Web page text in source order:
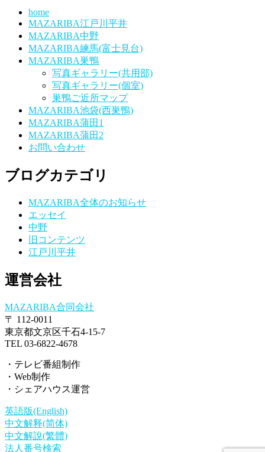
home
MAZARIBA江戸川平井
MAZARIBA中野
MAZARIBA練馬(富士見台)
MAZARIBA巣鴨
写真ギャラリー(共用部)
写真ギャラリー(個室)
巣鴨ご近所マップ
MAZARIBA池袋(西巣鴨)
MAZARIBA蒲田1
MAZARIBA蒲田2
お問い合わせ
ブログカテゴリ
MAZARIBA全体のお知らせ
エッセイ
中野
旧コンテンツ
江戸川平井
運営会社
MAZARIBA合同会社
〒 112-0011
東京都文京区千石4-15-7
TEL 03-6822-4678
・テレビ番組制作
・Web制作
・シェアハウス運営
英語版(English)
中文解释(简体)
中文解說(繁體)
法人番号検索